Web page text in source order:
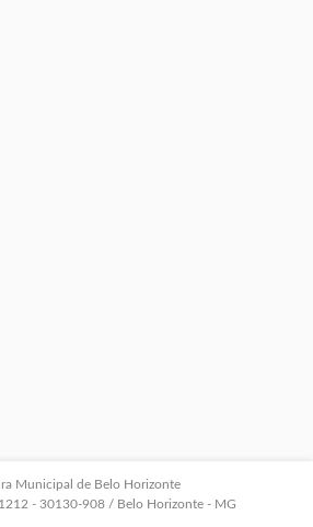
Municipal de Belo Horizonte
- 30130-908 / Belo Horizonte - MG